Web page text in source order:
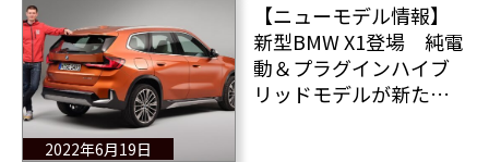
2022年6月19日
【ニューモデル情報】
新型BMW X1登場 純電
動＆プラグインハイブ
リッドモデルが新たに